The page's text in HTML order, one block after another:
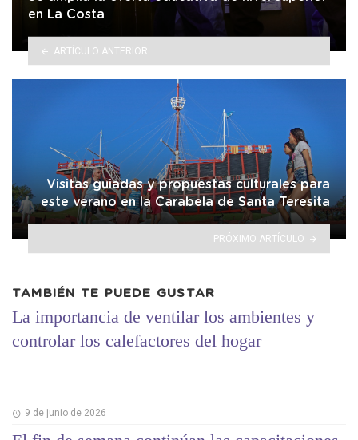
en La Costa
ARTÍCULO ANTERIOR
Visitas guiadas y propuestas culturales para
este verano en la Carabela de Santa Teresita
PRÓXIMO ARTÍCULO
TAMBIÉN TE PUEDE GUSTAR
La importancia de ventilar los ambientes y
controlar los calefactores del hogar
9 de junio de 2026